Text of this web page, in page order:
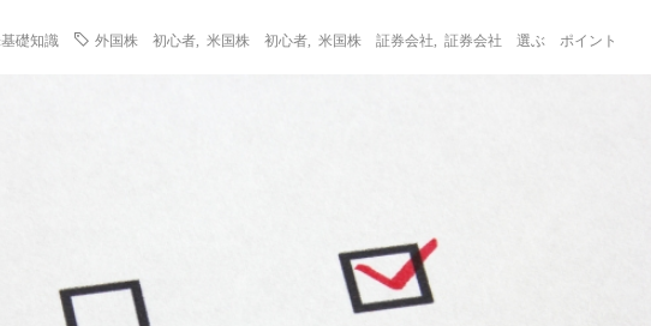
礎知識 外国株 初心者 米国株 初心者 米国株 証券会社 証券会社 選ぶ ポイント